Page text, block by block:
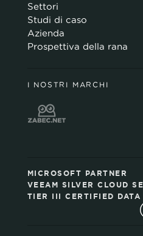
Settori
Studi di caso
Azienda
Prospettiva della rana
I NOSTRI MARCHI
MICROSOFT PARTNER
VEEAM SILVER CLOUD
TIER III CERTIFIED DATA